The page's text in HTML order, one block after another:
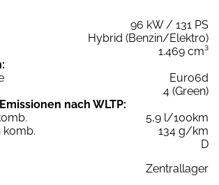
96 kW / 131 PS
Hybrid (Benzin/Elektro)
1.469 cm³
Euro6d
4 (Green)
nach WLTP:
5,9 l/100km
komb.
134 g/km
D
Zentrallager